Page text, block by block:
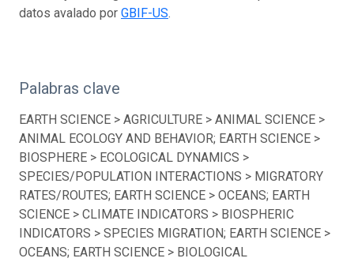
datos avalado por GBIF-US.
Palabras clave
EARTH SCIENCE > AGRICULTURE > ANIMAL SCIENCE >
ANIMAL ECOLOGY AND BEHAVIOR; EARTH SCIENCE >
BIOSPHERE > ECOLOGICAL DYNAMICS >
SPECIES/POPULATION INTERACTIONS > MIGRATORY
RATES/ROUTES; EARTH SCIENCE > OCEANS; EARTH
SCIENCE > CLIMATE INDICATORS > BIOSPHERIC
INDICATORS > SPECIES MIGRATION; EARTH SCIENCE >
OCEANS; EARTH SCIENCE > BIOLOGICAL